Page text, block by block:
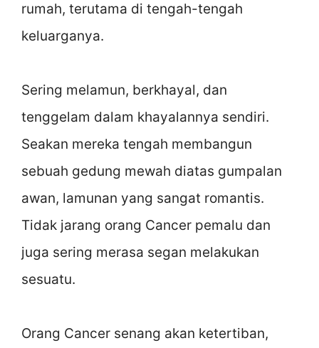
rumah, terutama di tengah-tengah
keluarganya.
Sering melamun, berkhayal, dan
tenggelam dalam khayalannya sendiri.
Seakan mereka tengah membangun
sebuah gedung mewah diatas gumpalan
awan, lamunan yang sangat romantis.
Tidak jarang orang Cancer pemalu dan
juga sering merasa segan melakukan
sesuatu.
Orang Cancer senang akan ketertiban,